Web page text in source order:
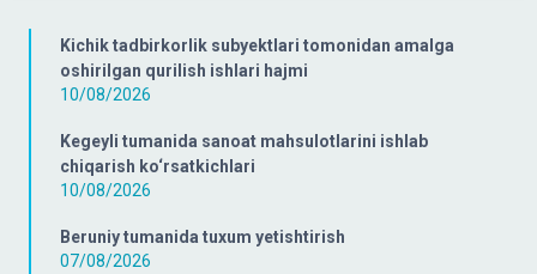
Kichik tadbirkorlik subyektlari tomonidan amalga
oshirilgan qurilish ishlari hajmi
10/08/2026
Kegeyli tumanida sanoat mahsulotlarini ishlab
chiqarish ko‘rsatkichlari
10/08/2026
Beruniy tumanida tuxum yetishtirish
07/08/2026